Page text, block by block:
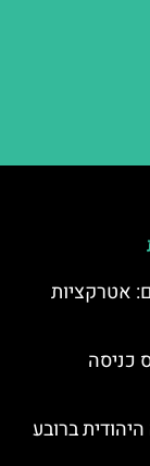
אטרקציות
כניסה
ברובע